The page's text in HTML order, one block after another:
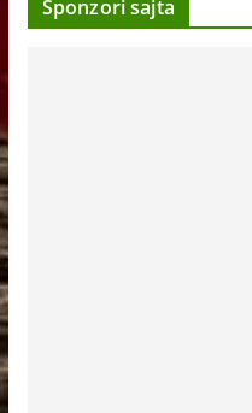
Sponzori sajta